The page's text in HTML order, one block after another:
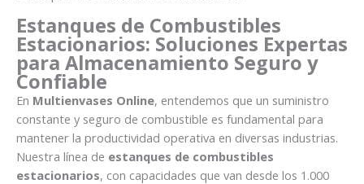
Estanques de Combustibles
Estacionarios: Soluciones Expertas
para Almacenamiento Seguro y
Confiable
En Multienvases Online, entendemos que un suministro
constante y seguro de combustible es fundamental para
mantener la productividad operativa en diversas industrias.
Nuestra línea de estanques de combustibles
estacionarios, con capacidades que van desde los 1.000